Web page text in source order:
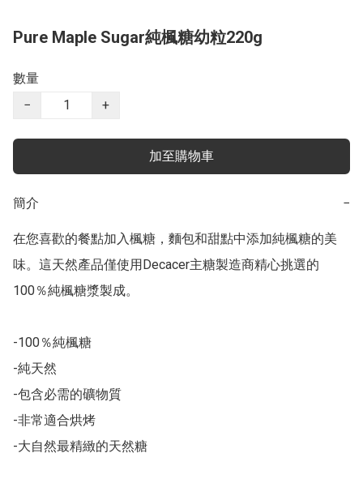
Pure Maple Sugar純楓糖幼粒220g
數量
−
+
加至購物車
簡介 −
在您喜歡的餐點加入楓糖，麵包和甜點中添加純楓糖的美
味。這天然產品僅使用Decacer主糖製造商精心挑選的
100％純楓糖漿製成。
-100％純楓糖
-純天然
-包含必需的礦物質
-非常適合烘烤
-大自然最精緻的天然糖